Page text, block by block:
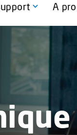
A